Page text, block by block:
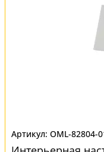
OML-82804-